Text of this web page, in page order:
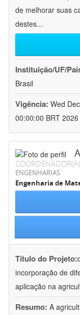
de melhorar suas
destes...
Instituição/UF/
Brasil
Vigência: Wed
00:00:00 BRT 2026
COORDENADOR(A)
ENGENHARIAS
Engenharia de
Título do Projeto:
incorporação de
aplicação na
Resumo: A